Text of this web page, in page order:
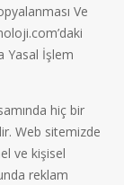
Ve
Yasal İşlem
hiç bir
Web sitemizde
ve kişisel
reklam